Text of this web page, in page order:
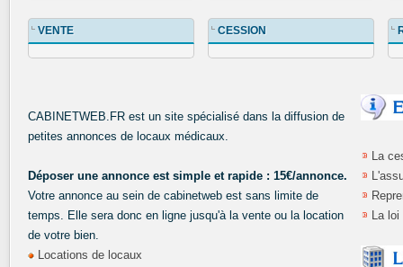
VENTE CESSION
CABINETWEB.FR est un site spécialisé dans la diffusion de
petites annonces de locaux médicaux.
Déposer une annonce est simple et rapide : 15€/annonce.
Votre annonce au sein de cabinetweb est sans limite de
temps. Elle sera donc en ligne jusqu'à la vente ou la location
de votre bien.
Locations de locaux
La
La